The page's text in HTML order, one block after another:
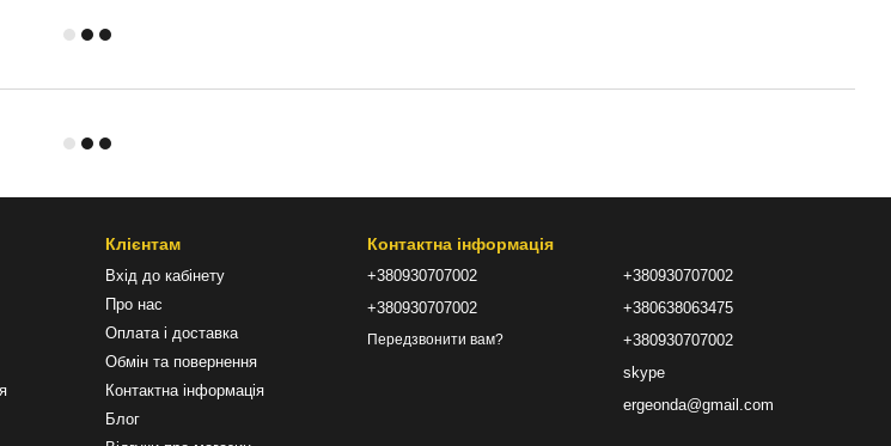
Клієнтам
Вхід до кабінету
Про нас
Оплата і доставка
Обмін та повернення
Контактна інформація
Блог
Контактна інформація
+380930707002
+380930707002
Передзвонити вам?
+380930707002
+380638063475
+380930707002
skype
ergeonda@gmail.com